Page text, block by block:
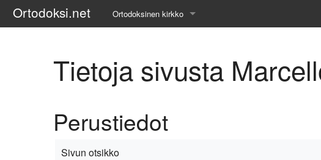
Ortodoksi.net Ortodoksinen kirkko
Liturgiset tekstit
Kirkkohistoria
Etiikka
Tietoja sivusta
Perustiedot
Sivun otsikko